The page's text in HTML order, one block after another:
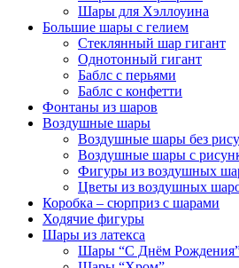
Шары для Хэллоуина
Большие шары с гелием
Стеклянный шар гигант
Однотонный гигант
Баблс с перьями
Баблс с конфетти
Фонтаны из шаров
Воздушные шары
Воздушные шары без
Воздушные шары с
Фигуры из воздушных
Цветы из воздушных
Коробка – сюрприз с шарами
Ходячие фигуры
Шары из латекса
Шары “С Днём